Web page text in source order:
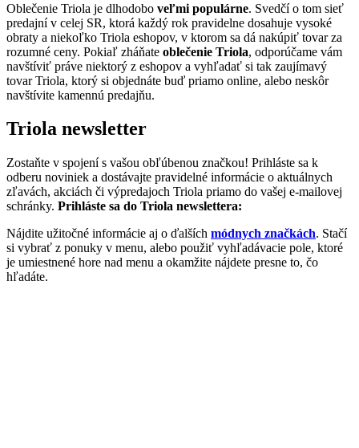
Oblečenie Triola je dlhodobo veľmi populárne. Svedčí o tom sieť
predajní v celej SR, ktorá každý rok pravidelne dosahuje vysoké
obraty a niekoľko Triola eshopov, v ktorom sa dá nakúpiť tovar za
rozumné ceny. Pokiaľ zháňate oblečenie Triola, odporúčame vám
navštíviť práve niektorý z eshopov a vyhľadať si tak zaujímavý
tovar Triola, ktorý si objednáte buď priamo online, alebo neskôr
navštívite kamennú predajňu.
Triola newsletter
Zostaňte v spojení s vašou obľúbenou značkou! Prihláste sa k
odberu noviniek a dostávajte pravidelné informácie o aktuálnych
zľavách, akciách či výpredajoch Triola priamo do vašej e-mailovej
schránky. Prihláste sa do Triola newslettera:
Nájdite užitočné informácie aj o ďalších módnych značkách. Stačí
si vybrať z ponuky v menu, alebo použiť vyhľadávacie pole, ktoré
je umiestnené hore nad menu a okamžite nájdete presne to, čo
hľadáte.